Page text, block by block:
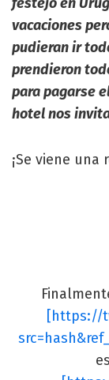
vacaciones
pudieran ir
prendieron
para pagarse
hotel nos
¡Se viene
[https://